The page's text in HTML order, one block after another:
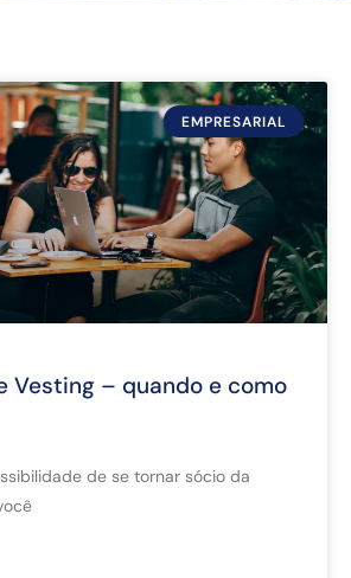
EMPRESARIAL
Vesting – quando e como
de se tornar sócio da